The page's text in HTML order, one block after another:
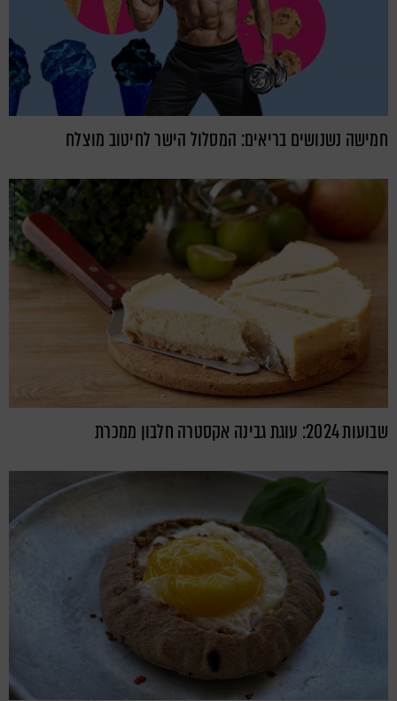
חמישה נשנושים בריאים: המסלול הישר לחיטוב מוצלח
שבועות 2024: עוגת גבינה אקסטרה חלבון ממכרת